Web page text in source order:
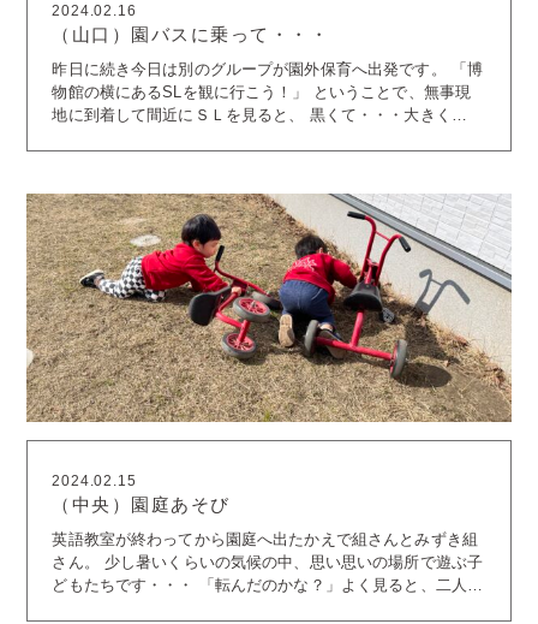
2024.02.16
（山口）園バスに乗って・・・
昨日に続き今日は別のグループが園外保育へ出発です。 「博
物館の横にあるSLを観に行こう！」 ということで、無事現
地に到着して間近にＳＬを見ると、 黒くて・・・大きく
その後はパークロードを歩き、地下道を通り、 みんなで公園
の方まで行きました。 園バスチーム以外のお友達はお散歩
へ。 菜の花や椿、タンポポにナズナ。 各々が嬉しそうに手
に取り、 「お花のにおいがするぅ♪」 と、友達同士でその香
りの良さを伝え合っていました。 あんずさんはスモックを着
て園庭で遊びました。 ミントグリーンがとても似合っていま
したよ。 スモックの季節が到来です。 さて、あっという間
の週末です。 過ごしやすい土日になるとかナントカカント
カ…。 来週もどうぞ張り切ってご登園ください。
2024.02.15
（中央）園庭あそび
英語教室が終わってから園庭へ出たかえで組さんとみずき組
さん。 少し暑いくらいの気候の中、思い思いの場所で遊ぶ子
どもたちです・・・ 「転んだのかな？」よく見ると、二人で